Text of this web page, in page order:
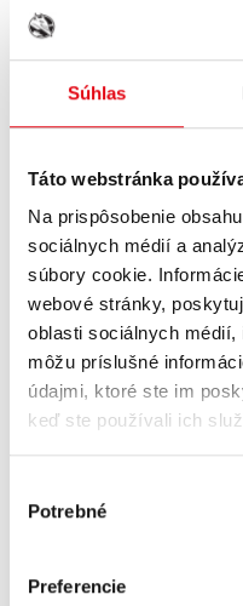
Súhlas
Táto webstránka
Na prispôsobenie
sociálnych médií a
súbory cookie.
webové stránky,
oblasti sociálnych
môžu príslušné
údajmi, ktoré ste im
keď ste používali ich
súhlasu
Potrebné
Preferencie
NAJPREDÁVANEJŠIE
TOP
HELL 250ml CLASSIC